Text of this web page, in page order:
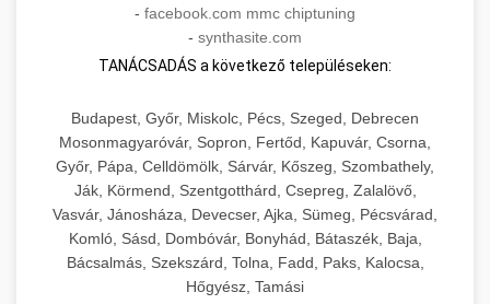
- facebook.com mmc chiptuning
- synthasite.com
TANÁCSADÁS a következő településeken:
Budapest, Győr, Miskolc, Pécs, Szeged, Debrecen
Mosonmagyaróvár, Sopron, Fertőd, Kapuvár, Csorna,
Győr, Pápa, Celldömölk, Sárvár, Kőszeg, Szombathely,
Ják, Körmend, Szentgotthárd, Csepreg, Zalalövő,
Vasvár, Jánosháza, Devecser, Ajka, Sümeg, Pécsvárad,
Komló, Sásd, Dombóvár, Bonyhád, Bátaszék, Baja,
Bácsalmás, Szekszárd, Tolna, Fadd, Paks, Kalocsa,
Hőgyész, Tamási